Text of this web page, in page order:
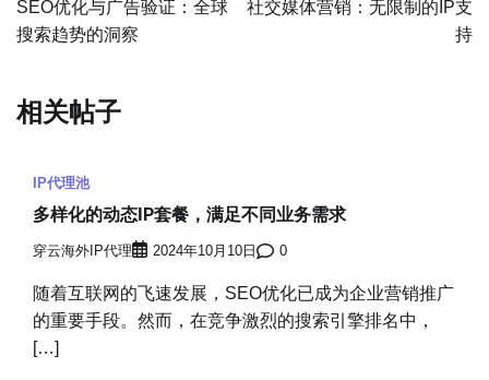
导
SEO优化与广告验证：全球
搜索趋势的洞察
社交媒体营销：无限制的IP支
持
相关帖子
IP代理池
多样化的动态IP套餐，满足不同业务需求
穿云海外IP代理 2024年10月10日 0
随着互联网的飞速发展，SEO优化已成为企业营销推广
的重要手段。然而，在竞争激烈的搜索引擎排名中，
[…]